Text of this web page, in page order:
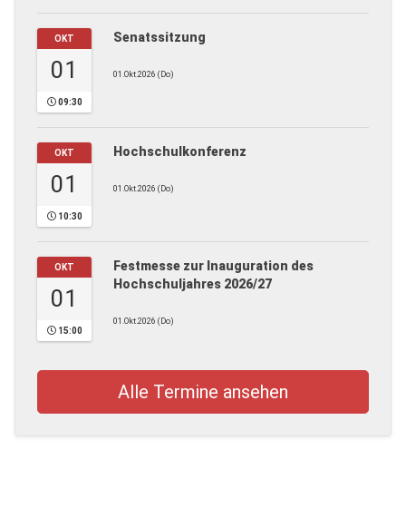
OKT
01
09:30
Senatssitzung
01.Okt.2026 (Do)
OKT
01
10:30
Hochschulkonferenz
01.Okt.2026 (Do)
OKT
01
15:00
Festmesse zur Inauguration des
Hochschuljahres 2026/27
01.Okt.2026 (Do)
Alle Termine ansehen